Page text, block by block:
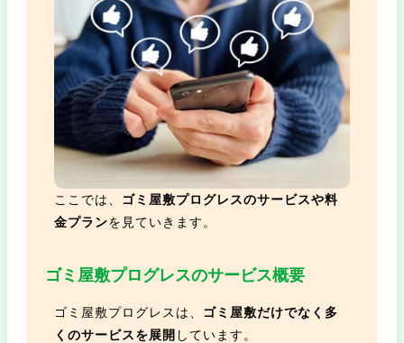
ここでは、
ゴミ屋敷プログレスのサービスや料
金プランを見ていきます。
ゴミ屋敷プログレスのサービス概要
ゴミ屋敷プログレスは、
ゴミ屋敷だけでなく多
くのサービスを展開 しています。